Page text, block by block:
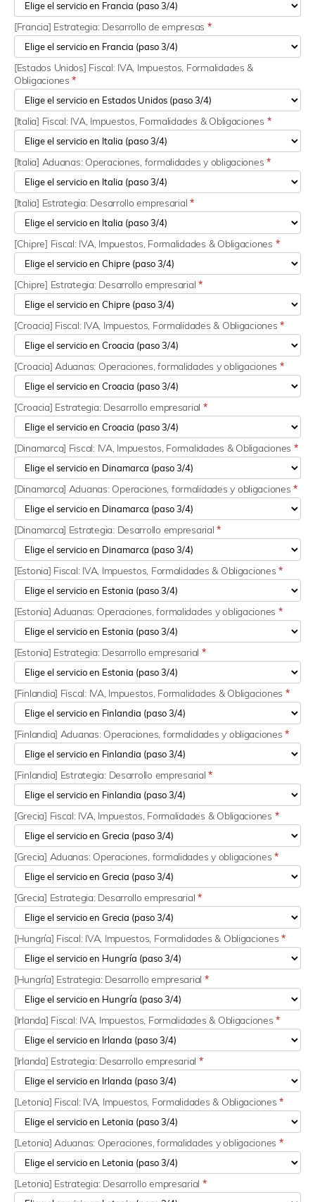
[Francia] Estrategia: Desarrollo de empresas *
[Estados Unidos] Fiscal: IVA, Impuestos, Formalidades &
Obligaciones*
[Italia] Fiscal: IVA, Impuestos, Formalidades & Obligaciones *
[Italia] Aduanas: Operaciones, formalidades y obligaciones*
[Italia] Estrategia: Desarrollo empresarial*
[Chipre] Fiscal: IVA, Impuestos, Formalidades & Obligaciones *
[Chipre] Estrategia: Desarrollo empresarial*
[Croacia] Fiscal: IVA, Impuestos, Formalidades & Obligaciones*
[Croacia] Aduanas: Operaciones, formalidades y obligaciones *
[Croacia] Estrategia: Desarrollo empresarial *
[Dinamarca] Fiscal: IVA, Impuestos, Formalidades & Obligaciones *
[Dinamarca] Aduanas: Operaciones, formalidades y obligaciones*
[Dinamarca] Estrategia: Desarrollo empresarial*
[Estonia] Fiscal: IVA, Impuestos, Formalidades & Obligaciones*
[Estonia] Aduanas: Operaciones, formalidades y obligaciones *
[Estonia] Estrategia: Desarrollo empresarial *
[Finlandia] Fiscal: IVA, Impuestos, Formalidades & Obligaciones *
[Finlandia] Aduanas: Operaciones, formalidades y obligaciones*
[Finlandia] Estrategia: Desarrollo empresarial*
[Grecia] Fiscal: IVA, Impuestos, Formalidades & Obligaciones *
[Grecia] Aduanas: Operaciones, formalidades y obligaciones*
[Grecia] Estrategia: Desarrollo empresarial*
[Hungría] Fiscal: IVA, Impuestos, Formalidades & Obligaciones*
[Hungría] Estrategia: Desarrollo empresarial *
[Irlanda] Fiscal: IVA, Impuestos, Formalidades & Obligaciones*
[Irlanda] Estrategia: Desarrollo empresarial *
[Letonia] Fiscal: IVA, Impuestos, Formalidades & Obligaciones*
[Letonia] Aduanas: Operaciones, formalidades y obligaciones *
[Letonia] Estrategia: Desarrollo empresarial *